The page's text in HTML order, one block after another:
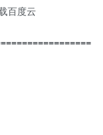
百度云